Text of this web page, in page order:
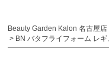
Beauty Garden Kalon 名古屋店
> BN バタフライフォーム レ